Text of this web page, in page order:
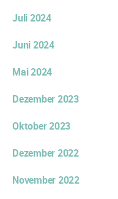
Juli 2024
Juni 2024
Mai 2024
Dezember 2023
Oktober 2023
Dezember 2022
November 2022